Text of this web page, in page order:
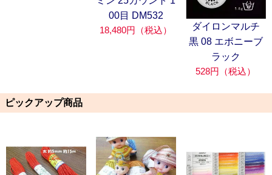
00目 DM532
18,480円（税込）
ダイロンマルチ
黒 08 エボニーブ
ラック
528円（税込）
ピックアップ商品